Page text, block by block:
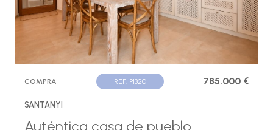
COMPRA REF. P1320 785.000 €
SANTANYI
Auténtica casa de pueblo